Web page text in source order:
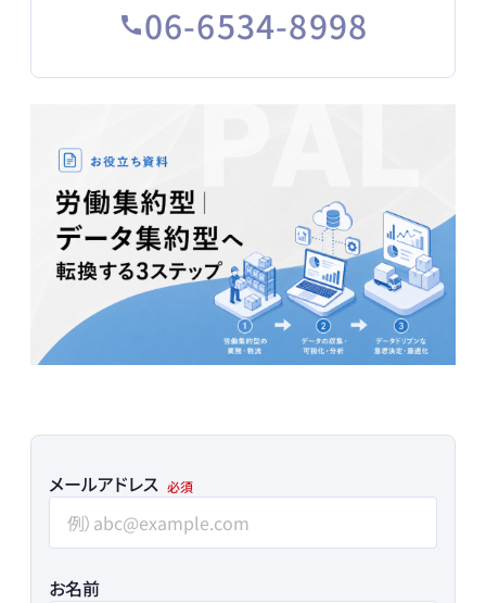
06-6534-8998
メールアドレス
お名前